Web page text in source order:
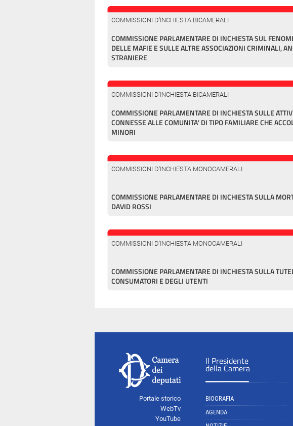
COMMISSIONI D'INCHIESTA BICAMERALI
COMMISSIONE PARLAMENTARE DI INCHIESTA SUL
DELLE MAFIE E SULLE ALTRE ASSOCIAZIONI CRIMINALI,
STRANIERE
COMMISSIONI D'INCHIESTA BICAMERALI
COMMISSIONE PARLAMENTARE DI INCHIESTA SULLE
CONNESSE ALLE COMUNITA' DI TIPO FAMILIARE CHE
MINORI
COMMISSIONI D'INCHIESTA MONOCAMERALI
COMMISSIONE PARLAMENTARE DI INCHIESTA SULLA
DAVID ROSSI
COMMISSIONI D'INCHIESTA MONOCAMERALI
COMMISSIONE PARLAMENTARE DI INCHIESTA SULLA
CONSUMATORI E DEGLI UTENTI
Portale storico
WebTv
YouTube
Il Presidente
della Camera
BIOGRAFIA
AGENDA